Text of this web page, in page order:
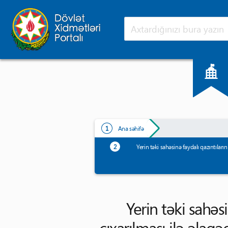
Ana səhifə Yeniliklər
Ana səhifə
Yerin təki sahəsinə faydalı
Yerin təki